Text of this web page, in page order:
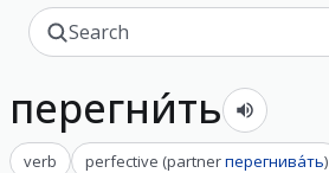
перегни́ть
verb perfective (partnerперегнива́ть)